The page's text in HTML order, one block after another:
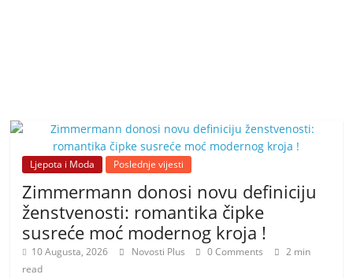
Ljepota i Moda Poslednje vijesti
Zimmermann donosi novu definiciju
ženstvenosti: romantika čipke
susreće moć modernog kroja !
10 Augusta, 2026 Novosti Plus 0 Comments
2 min
read